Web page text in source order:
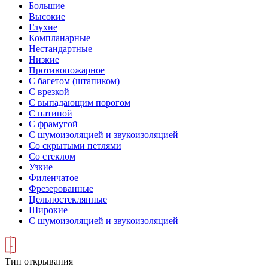
Большие
Высокие
Глухие
Компланарные
Нестандартные
Низкие
Противопожарное
С багетом (штапиком)
С врезкой
С выпадающим порогом
С патиной
С фрамугой
С шумоизоляцией и звукоизоляцией
Со скрытыми петлями
Со стеклом
Узкие
Филенчатое
Фрезерованные
Цельностеклянные
Широкие
С шумоизоляцией и звукоизоляцией
Тип открывания